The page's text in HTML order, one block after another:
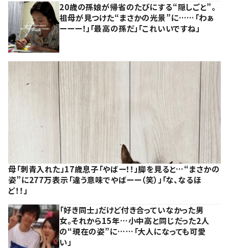
20歳の孫娘が帰省のたびにする“隠しごと”。
祖母が見つけた“まさかの光景”に……「わぁ
ーーー！」「最高の孫だ」「これいいですね」
母「刺青入れた」17歳息子「やばー！！」脚を見ると…“まさかの
姿”に277万表示「違う意味でやばーー（笑）」「な、なるほ
ど！！」
「好き同士」だけど付き合っていなかった男
女。それから15年…小中高と同じだった2人
の“現在の姿”に……「大人になっても可愛
い」